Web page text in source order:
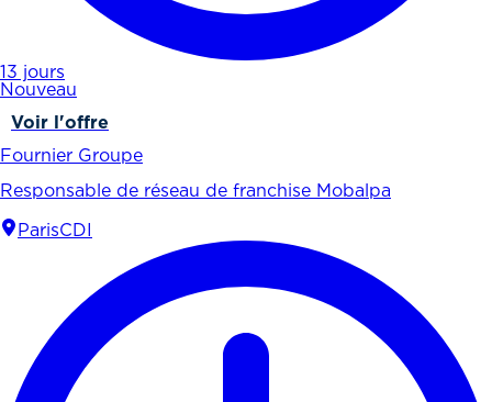
13 jours
Nouveau
Voir l'offre
Fournier Groupe
Responsable de réseau de franchise Mobalpa
ParisCDI